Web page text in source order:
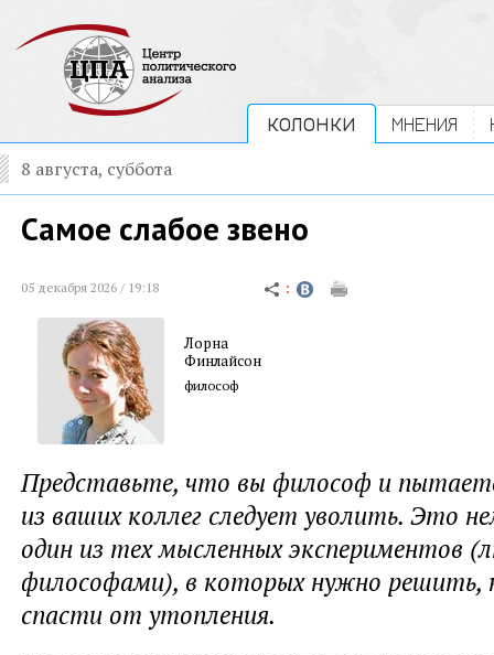
КОЛОНКИ МНЕНИЯ
8 августа, суббота
Самое слабое звено
05 декабря 2026 / 19:18
Лорна
Финлайсон
философ
Представьте, что вы философ и
из ваших коллег следует уволить. Это
один из тех мысленных экспериментов
философами), в которых нужно решить,
спасти от утопления.